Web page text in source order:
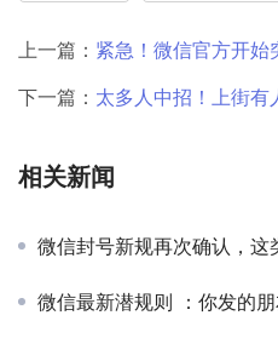
上一篇： 紧急！微信官方开始
下一篇： 太多人中招！上街有人喊
相关新闻
微信封号新规再次确认，这
微信最新潜规则 ：你发的